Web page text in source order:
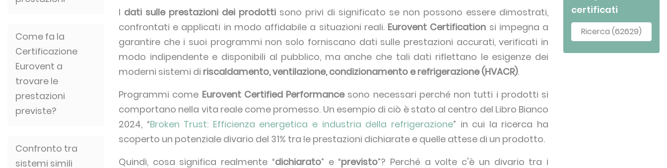
Come fa la
Certificazione
Eurovent a
trovare le
prestazioni
previste?
Confronto tra
sistemi simili
I dati sulle prestazioni dei prodotti sono privi di significato se non possono essere dimostrati,
confrontati e applicati in modo affidabile a situazioni reali. Eurovent Certification si impegna a
garantire che i suoi programmi non solo forniscano dati sulle prestazioni accurati, verificati in
modo indipendente e disponibili al pubblico, ma anche che tali dati riflettano le esigenze dei
moderni sistemi di riscaldamento, ventilazione, condizionamento e refrigerazione (HVACR).
Programmi come Eurovent Certified Performancesono necessari perché non tutti i prodotti si
comportano nella vita reale come promesso. Un esempio di ciò è stato al centro del Libro Bianco
2024, “Broken Trust: Efficienza energetica e industria della refrigerazione” in cui la ricerca ha
scoperto un potenziale divario del 31% tra le prestazioni dichiarate e quelle attese di un prodotto.
Quindi, cosa significa realmente “dichiarato” e “previsto”? Perché a volte c'è un divario tra i
certificati
Ricerca (62629)